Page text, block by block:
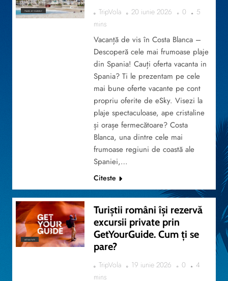
TRAVEL BY YOURSELF TripVola 20 iunie 2026 0
5
mins
Vacanță de vis în Costa Blanca –
Descoperă cele mai frumoase plaje
din Spania! Cauți oferta vacanta in
Spania? Ti le prezentam pe cele
mai bune oferte vacante pe cont
propriu oferite de eSky. Visezi la
plaje spectaculoase, ape cristaline
și orașe fermecătoare? Costa
Blanca, una dintre cele mai
frumoase regiuni de coastă ale
Spaniei,…
Citeste
ACTUALITATE
Turiștii români își rezervă
excursii private prin
GetYourGuide. Cum ți se
pare?
TripVola 19 iunie 2026 0
4
mins